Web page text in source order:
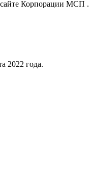
сайте Корпорации МСП .
2022 года.